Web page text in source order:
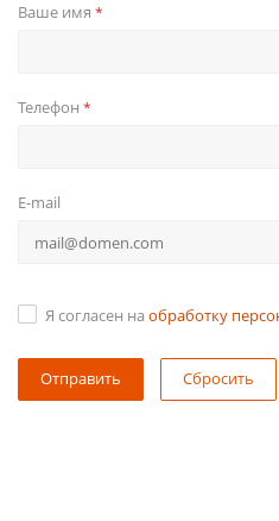
Ваше имя *
Телефон *
E-mail
Я согласен на обработку
Сбросить